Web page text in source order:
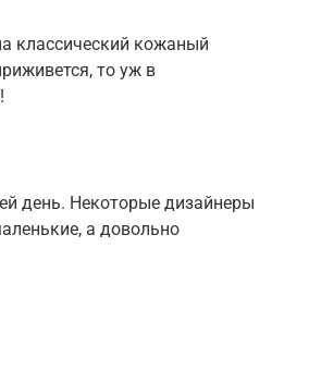
классический кожаный
то уж в
день. Некоторые дизайнеры
а довольно